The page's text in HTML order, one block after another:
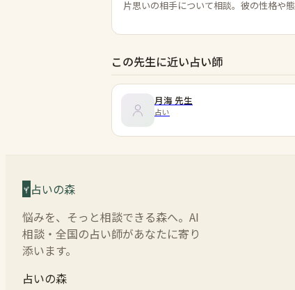
片思いの相手について相談。彼の性格や
この先生に近い占い師
月海 先生
占い
占いの森
悩みを、そっと相談できる森へ。AI
相談・全国の占い師があなたに寄り
添います。
占いの森